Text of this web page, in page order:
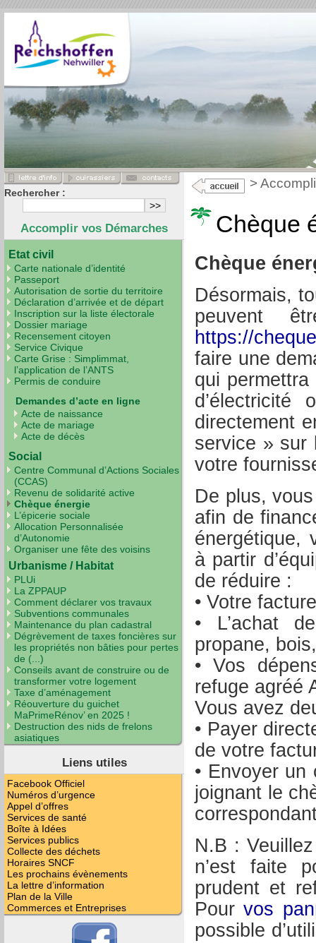
>
Chèque
Chèque
Désormais,
peuvent
https://
faire une
qui
directement
service » sur
votre
De plus,
afin de
énergétique,
à partir
de réduire :
• Votre
• L’achat
propane,
• Vos
refuge agréé
Vous avez
• Payer
de votre
• Envoyer un
joignant le
N.B :
n’est faite
prudent et
Pourvos
possible
Rechercher :
Accomplir vos Démarches
Etat civil
Carte nationale d’identité
Passeport
Autorisation de sortie du territoire
Déclaration d’arrivée et de départ
Inscription sur la liste électorale
Dossier mariage
Recensement citoyen
Service Civique
Carte Grise : Simplimmat,
l’application de l’ANTS
Permis de conduire
Demandes d’acte en ligne
Acte de naissance
Acte de mariage
Acte de décès
Social
Centre Communal d’Actions Sociales
(CCAS)
Revenu de solidarité active
Chèque énergie
L’épicerie sociale
Allocation Personnalisée
d’Autonomie
Organiser une fête des voisins
Urbanisme / Habitat
PLUi
La ZPPAUP
Comment déclarer vos travaux
Subventions communales
Maintenance du plan cadastral
Dégrèvement de taxes foncières sur
les propriétés non bâties pour pertes
de (...)
Conseils avant de construire ou de
transformer votre logement
Taxe d’aménagement
Réouverture du guichet
MaPrimeRénov’ en 2025 !
Destruction des nids de frelons
asiatiques
Liens utiles
Facebook Officiel
Numéros d’urgence
Appel d’offres
Services de santé
Boîte à Idées
Services publics
Collecte des déchets
Horaires SNCF
Les prochains évènements
La lettre d’information
Plan de la Ville
Commerces et Entreprises